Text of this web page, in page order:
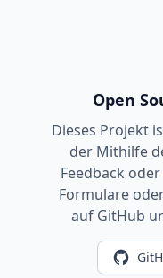
Open
Dieses Projekt
der Mithilfe
Feedback
Formulare
auf GitHub